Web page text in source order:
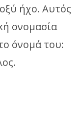
ήχο. Αυτός
ονομασία
όνομά του: